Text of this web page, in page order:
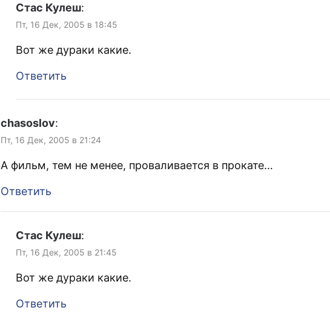
Стас Кулеш:
Пт, 16 Дек, 2005 в 18:45
Вот же дураки какие.
Ответить
chasoslov:
Пт, 16 Дек, 2005 в 21:24
А фильм, тем не менее, проваливается в прокате…
Ответить
Стас Кулеш:
Пт, 16 Дек, 2005 в 21:45
Вот же дураки какие.
Ответить